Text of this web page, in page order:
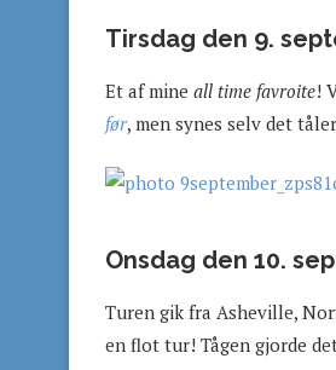
Tirsdag den 9.
Et af mine all time favroite!
før, men synes selv det
Onsdag den 10.
Turen gik fra Asheville,
en flot tur! Tågen gjorde